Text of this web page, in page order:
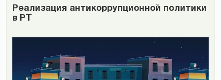
Реализация антикоррупционной политики
в РТ